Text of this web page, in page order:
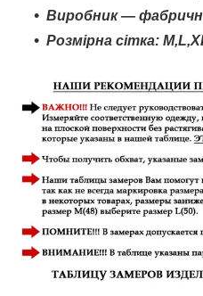
Виробник —
Розмірна сітка: